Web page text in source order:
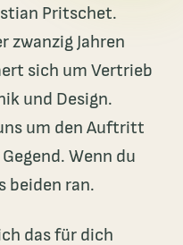
Pritschet.
zwanzig Jahren
sich um Vertrieb
und Design.
um den Auftritt
Wenn du
beiden ran.
das für dich